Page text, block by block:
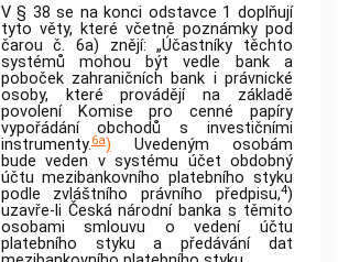
V § 38 se na konci odstavce 1 doplňují
tyto věty, které včetně poznámky pod
čarou č. 6a) znějí: „Účastníky těchto
systémů mohou být vedle bank a
poboček zahraničních bank i právnické
osoby, které provádějí na základě
povolení Komise pro cenné papíry
vypořádání obchodů s investičními
instrumenty.6a) Uvedeným osobám
bude veden v systému účet obdobný
účtu mezibankovního platebního styku
podle zvláštního právního předpisu,4)
uzavře-li Česká národní banka s těmito
osobami smlouvu o vedení účtu
platebního styku a předávání dat